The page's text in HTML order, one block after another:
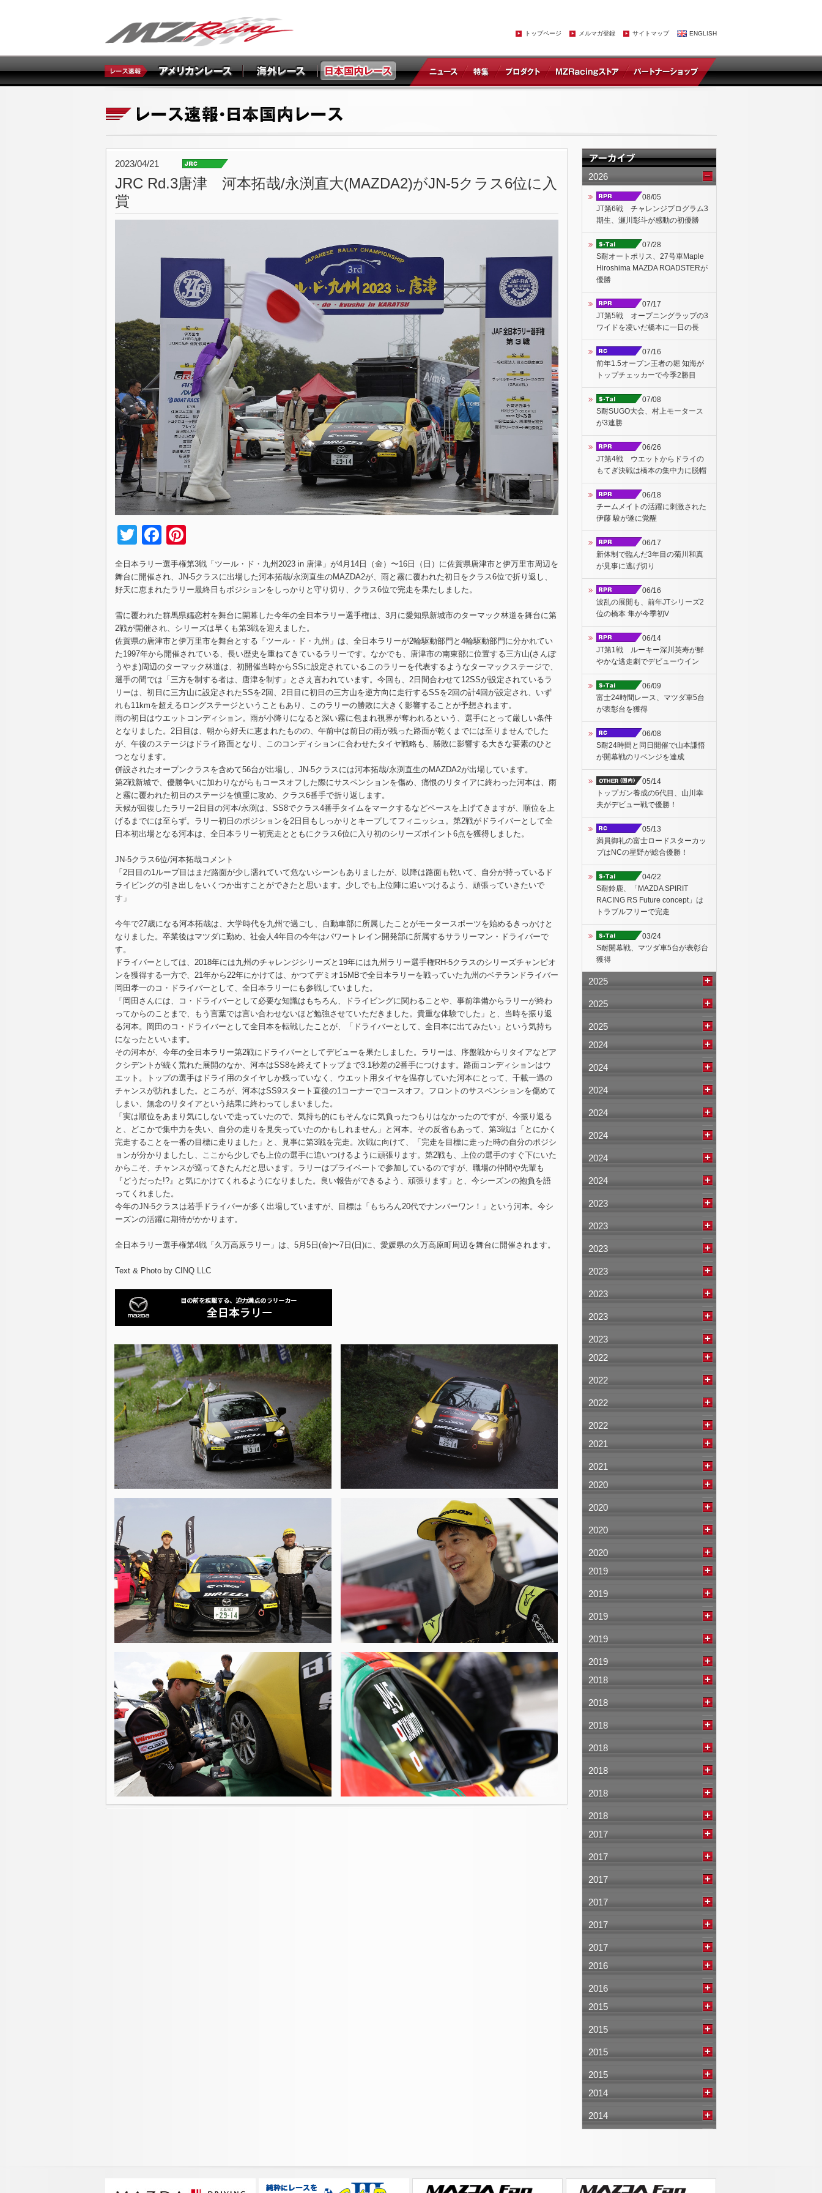
トップページ メルマガ登録 サイトマップ ENGLISH
2023/04/21
JRC Rd.3唐津 河本拓哉/永渕直大(MAZDA2)がJN-5クラス6位に入
賞
TwitterFacebook
全日本ラリー選手権第3戦「ツール・ド・九州2023 in 唐津」が4月14日（金）〜16日（日）に佐賀県唐津市と伊万里市周辺を
舞台に開催され、JN-5クラスに出場した河本拓哉/永渕直生のMAZDA2が、雨と霧に覆われた初日をクラス6位で折り返し、
好天に恵まれたラリー最終日もポジションをしっかりと守り切り、クラス6位で完走を果たしました。
雪に覆われた群馬県嬬恋村を舞台に開幕した今年の全日本ラリー選手権は、3月に愛知県新城市のターマック林道を舞台に第
2戦が開催され、シリーズは早くも第3戦を迎えました。
佐賀県の唐津市と伊万里市を舞台とする「ツール・ド・九州」は、全日本ラリーが2輪駆動部門と4輪駆動部門に分かれてい
た1997年から開催されている、長い歴史を重ねてきているラリーです。なかでも、唐津市の南東部に位置する三方山(さんぽ
うやま)周辺のターマック林道は、初開催当時からSSに設定されているこのラリーを代表するようなターマックステージで、
選手の間では「三方を制する者は、唐津を制す」とさえ言われています。今回も、2日間合わせて12SSが設定されているラ
リーは、初日に三方山に設定されたSSを2回、2日目に初日の三方山を逆方向に走行するSSを2回の計4回が設定され、いず
れも11kmを超えるロングステージということもあり、このラリーの勝敗に大きく影響することが予想されます。
雨の初日はウエットコンディション。雨が小降りになると深い霧に包まれ視界が奪われるという、選手にとって厳しい条件
となりました。2日目は、朝から好天に恵まれたものの、午前中は前日の雨が残った路面が乾くまでには至りませんでした
が、午後のステージはドライ路面となり、このコンディションに合わせたタイヤ戦略も、勝敗に影響する大きな要素のひと
つとなります。
併設されたオープンクラスを含めて56台が出場し、JN-5クラスには河本拓哉/永渕直生のMAZDA2が出場しています。
第2戦新城で、優勝争いに加わりながらもコースオフした際にサスペンションを傷め、痛恨のリタイアに終わった河本は、雨
と霧に覆われた初日のステージを慎重に攻め、クラス6番手で折り返します。
天候が回復したラリー2日目の河本/永渕は、SS8でクラス4番手タイムをマークするなどペースを上げてきますが、順位を上
げるまでには至らず。ラリー初日のポジションを2日目もしっかりとキープしてフィニッシュ。第2戦がドライバーとして全
日本初出場となる河本は、全日本ラリー初完走とともにクラス6位に入り初のシリーズポイント6点を獲得しました。
JN-5クラス6位/河本拓哉コメント
「2日目の1ループ目はまだ路面が少し濡れていて危ないシーンもありましたが、以降は路面も乾いて、自分が持っているド
ライビングの引き出しをいくつか出すことができたと思います。少しでも上位陣に追いつけるよう、頑張っていきたいで
す」
今年で27歳になる河本拓哉は、大学時代を九州で過ごし、自動車部に所属したことがモータースポーツを始めるきっかけと
なりました。卒業後はマツダに勤め、社会人4年目の今年はパワートレイン開発部に所属するサラリーマン・ドライバーで
す。
ドライバーとしては、2018年には九州のチャレンジシリーズと19年には九州ラリー選手権RH-5クラスのシリーズチャンピオ
ンを獲得する一方で、21年から22年にかけては、かつてデミオ15MBで全日本ラリーを戦っていた九州のベテランドライバー
岡田孝一のコ・ドライバーとして、全日本ラリーにも参戦していました。
「岡田さんには、コ・ドライバーとして必要な知識はもちろん、ドライビングに関わることや、事前準備からラリーが終わ
ってからのことまで、もう言葉では言い合わせないほど勉強させていただきました。貴重な体験でした」と、当時を振り返
る河本。岡田のコ・ドライバーとして全日本を転戦したことが、「ドライバーとして、全日本に出てみたい」という気持ち
になったといいます。
その河本が、今年の全日本ラリー第2戦にドライバーとしてデビューを果たしました。ラリーは、序盤戦からリタイアなどア
クシデントが続く荒れた展開のなか、河本はSS8を終えてトップまで3.1秒差の2番手につけます。路面コンディションはウ
エット。トップの選手はドライ用のタイヤしか残っていなく、ウエット用タイヤを温存していた河本にとって、千載一遇の
チャンスが訪れました。ところが、河本はSS9スタート直後の1コーナーでコースオフ。フロントのサスペンションを傷めて
しまい、無念のリタイアという結果に終わってしまいました。
「実は順位をあまり気にしないで走っていたので、気持ち的にもそんなに気負ったつもりはなかったのですが、今振り返る
と、どこかで集中力を失い、自分の走りを見失っていたのかもしれません」と河本。その反省もあって、第3戦は「とにかく
完走することを一番の目標に走りました」と、見事に第3戦を完走。次戦に向けて、「完走を目標に走った時の自分のポジシ
ョンが分かりましたし、ここから少しでも上位の選手に追いつけるように頑張ります。第2戦も、上位の選手のすぐ下にいた
からこそ、チャンスが巡ってきたんだと思います。ラリーはプライベートで参加しているのですが、職場の仲間や先輩も
『どうだった!?』と気にかけてくれるようになりました。良い報告ができるよう、頑張ります」と、今シーズンの抱負を語
ってくれました。
今年のJN-5クラスは若手ドライバーが多く出場していますが、目標は「もちろん20代でナンバーワン！」という河本。今シ
ーズンの活躍に期待がかかります。
全日本ラリー選手権第4戦「久万高原ラリー」は、5月5日(金)〜7日(日)に、愛媛県の久万高原町周辺を舞台に開催されます。
Text & Photo by CINQ LLC
2026
08/05
JT第6戦 チャレンジプログラム3
期生、瀬川彰斗が感動の初優勝
07/28
S耐オートポリス、27号車Maple
Hiroshima MAZDA ROADSTERが
優勝
07/17
JT第5戦 オープニングラップの3
ワイドを凌いだ橋本に一日の長
07/16
前年1.5オープン王者の堀 知海が
トップチェッカーで今季2勝目
07/08
S耐SUGO大会、村上モータース
が3連勝
06/26
JT第4戦 ウエットからドライの
もてぎ決戦は橋本の集中力に脱帽
06/18
チームメイトの活躍に刺激された
伊藤 駿が遂に覚醒
06/17
新体制で臨んだ3年目の菊川和真
が見事に逃げ切り
06/16
波乱の展開も、前年JTシリーズ2
位の橋本 隼が今季初V
06/14
JT第1戦 ルーキー深川英寿が鮮
やかな逃走劇でデビューウイン
06/09
富士24時間レース、マツダ車5台
が表彰台を獲得
06/08
S耐24時間と同日開催で山本謙悟
が開幕戦のリベンジを達成
05/14
トップガン養成の6代目、山川幸
夫がデビュー戦で優勝！
05/13
満員御礼の富士ロードスターカッ
プはNCの星野が総合優勝！
04/22
S耐鈴鹿、「MAZDA SPIRIT
RACING RS Future concept」は
トラブルフリーで完走
03/24
S耐開幕戦、マツダ車5台が表彰台
獲得
2025
2025
2025
2024
2024
2024
2024
2024
2024
2024
2023
2023
2023
2023
2023
2023
2023
2022
2022
2022
2022
2021
2021
2020
2020
2020
2020
2019
2019
2019
2019
2019
2018
2018
2018
2018
2018
2018
2018
2017
2017
2017
2017
2017
2017
2016
2016
2015
2015
2015
2015
2014
2014